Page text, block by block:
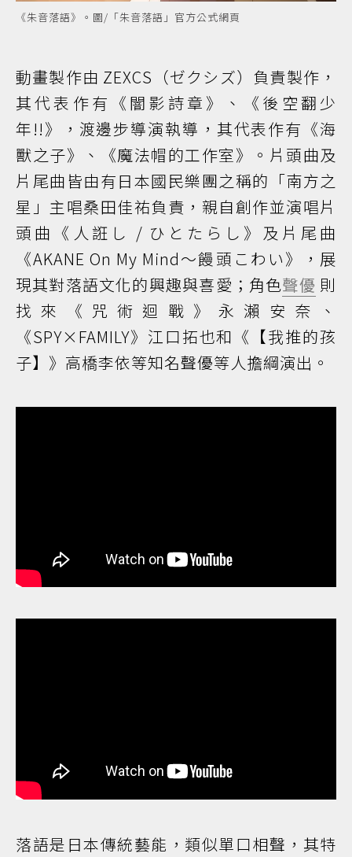
《朱音落語》。圖/「朱音落語」官方公式網頁
動畫製作由 ZEXCS（ゼクシズ）負責製作，
其代表作有《闇影詩章》、《後空翻少
年!!》，渡邊步導演執導，其代表作有《海
獸之子》、《魔法帽的工作室》。片頭曲及
片尾曲皆由有日本國民樂團之稱的「南方之
星」主唱桑田佳祐負責，親自創作並演唱片
頭曲《人誑し / ひとたらし》及片尾曲
《AKANE On My Mind～饅頭こわい》，展
現其對落語文化的興趣與喜愛；角色聲優 則
找來《咒術迴戰》永瀨安奈、
《SPY×FAMILY》江口拓也和《【我推的孩
子】》高橋李依等知名聲優等人擔綱演出。
落語是日本傳統藝能，類似單口相聲，其特